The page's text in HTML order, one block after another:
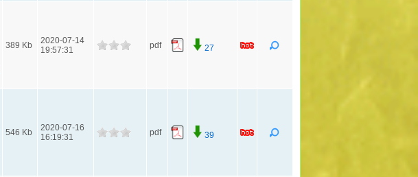
389 Kb
2020-07-14
19:57:31
pdf 27
546 Kb
2020-07-16
16:19:31
pdf 39